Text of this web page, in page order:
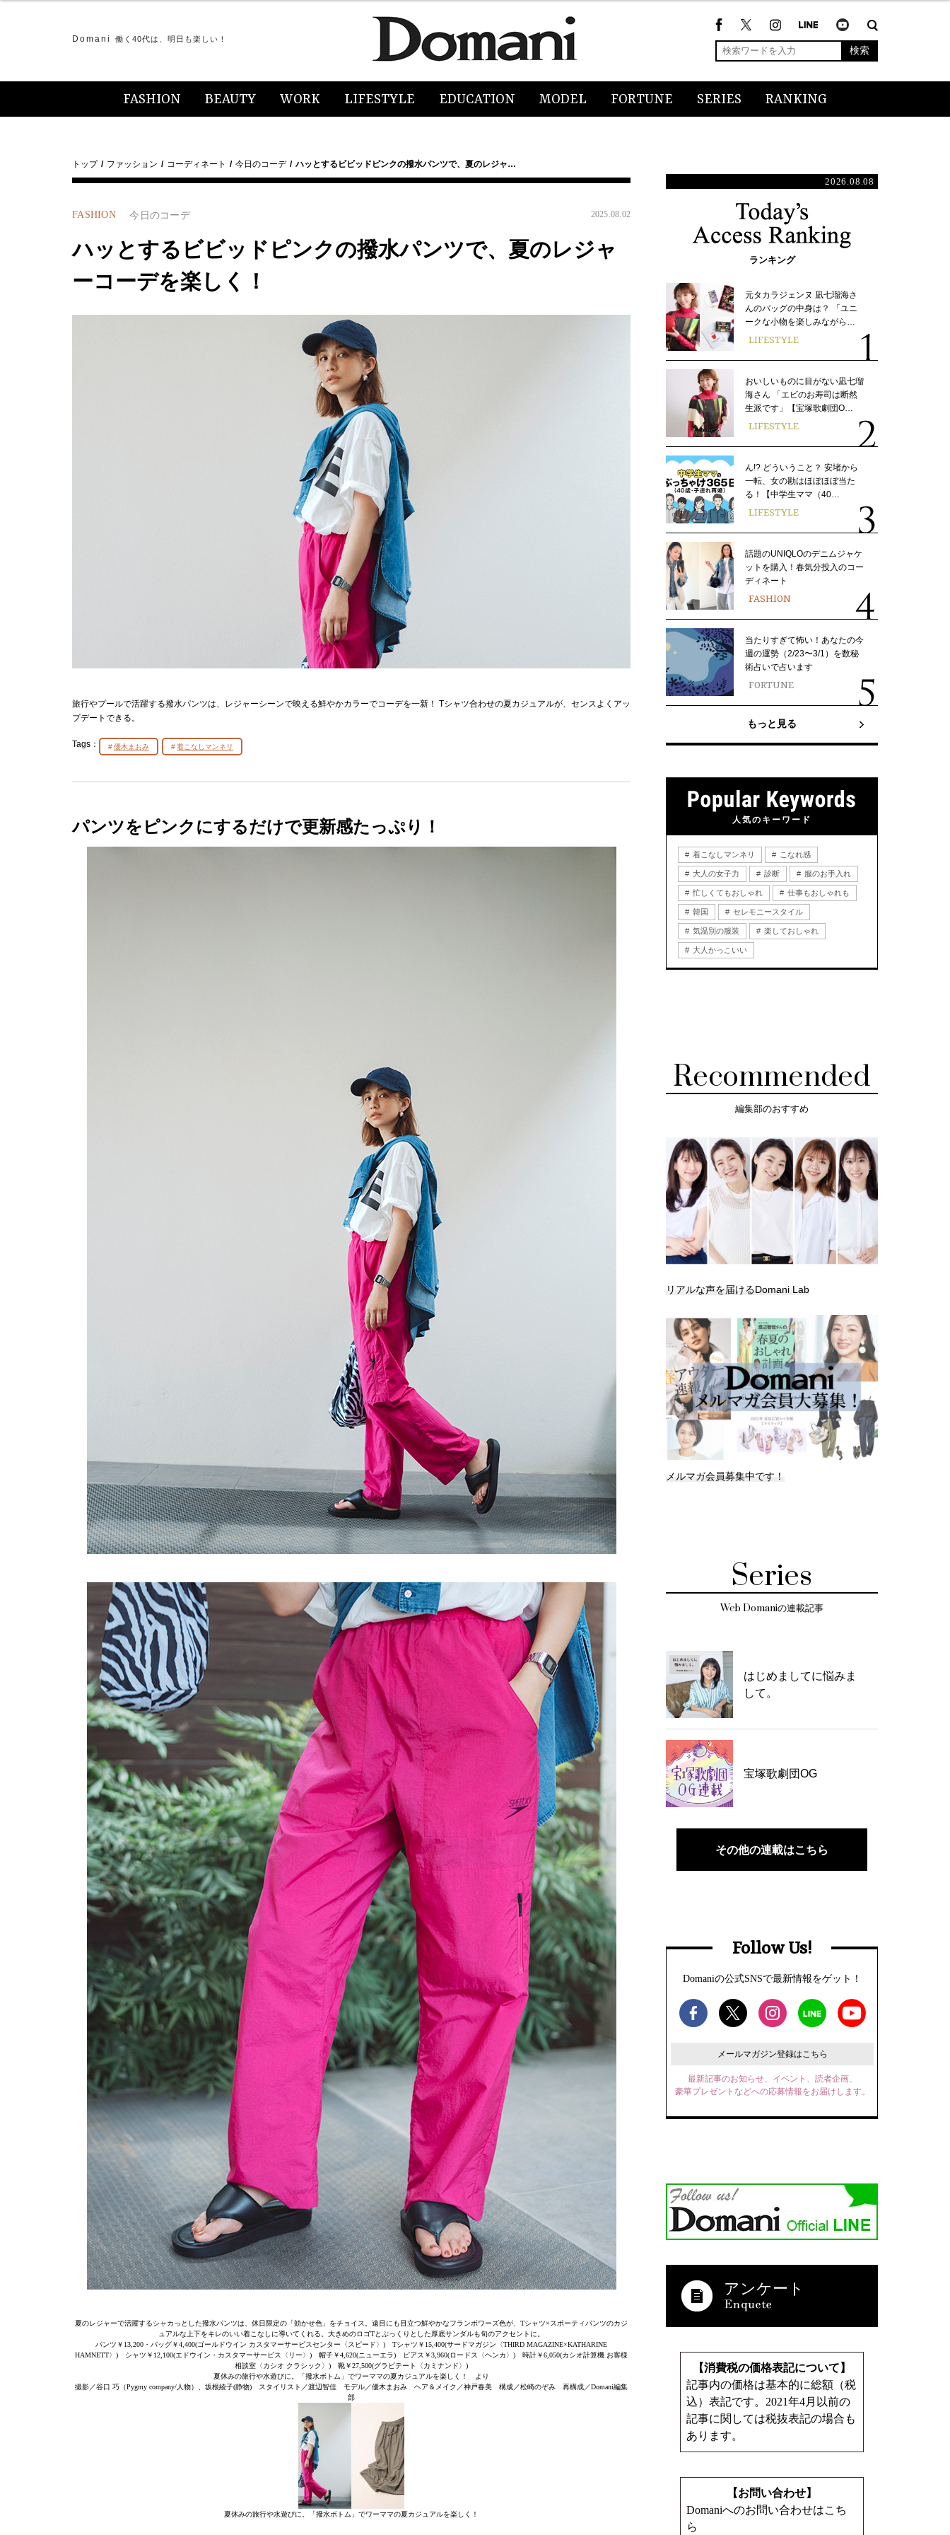
Domani 働く40代は、明日も楽しい！
検索
FASHION BEAUTY WORK LIFESTYLE EDUCATION MODEL FORTUNE SERIES RANKING
トップ ファッション コーディネート 今日のコーデ ハッとするビビッドピンクの撥水パンツで、夏のレジャ…
FASHION 今日のコーデ 2025.08.02
ハッとするビビッドピンクの撥水パンツで、夏のレジャ
ーコーデを楽しく！
旅行やプールで活躍する撥水パンツは、レジャーシーンで映える鮮やかカラーでコーデを一新！ Tシャツ合わせの夏カジュアルが、センスよくアッ
プデートできる。
Tags： 優木まおみ 着こなしマンネリ
パンツをピンクにするだけで更新感たっぷり！
夏のレジャーで活躍するシャカっとした撥水パンツは、休日限定の「効かせ色」をチョイス。遠目にも目立つ鮮やかなフランボワーズ色が、Tシャツ×スポーティパンツのカジ
ュアルな上下をキレのいい着こなしに導いてくれる。大きめのロゴTとぷっくりとした厚底サンダルも旬のアクセントに。
パンツ￥13,200・バッグ￥4,400(ゴールドウイン カスタマーサービスセンター〈スピード〉) Tシャツ￥15,400(サードマガジン〈THIRD MAGAZINE×KATHARINE
HAMNETT〉) シャツ￥12,100(エドウイン・カスタマーサービス〈リー〉) 帽子￥4,620(ニューエラ) ピアス￥3,960(ロードス〈ヘンカ〉) 時計￥6,050(カシオ計算機 お客様
相談室〈カシオ クラシック〉) 靴￥27,500(グラビテート〈カミナンド〉)
夏休みの旅行や水遊びに。「撥水ボトム」でワーママの夏カジュアルを楽しく！ より
撮影／谷口 巧（Pygmy company/人物）、坂根綾子(静物) スタイリスト／渡辺智佳 モデル／優木まおみ ヘア＆メイク／神戸春美 構成／松崎のぞみ 再構成／Domani編集
部
夏休みの旅行や水遊びに。「撥水ボトム」でワーママの夏カジュアルを楽しく！
2026.08.08
ランキング
元タカラジェンヌ 凪七瑠海さ
んのバッグの中身は？ 「ユニ
ークな小物を楽しみながら…
LIFESTYLE
おいしいものに目がない凪七瑠
海さん 「エビのお寿司は断然
生派です」【宝塚歌劇団O…
LIFESTYLE
ん!? どういうこと？ 安堵から
一転、女の勘はほぼほぼ当た
る！【中学生ママ（40…
LIFESTYLE
話題のUNIQLOのデニムジャケ
ットを購入！春気分投入のコー
ディネート
FASHION
当たりすぎて怖い！あなたの今
週の運勢（2/23〜3/1）を数秘
術占いで占います
FORTUNE
もっと見る
人気のキーワード
着こなしマンネリ こなれ感
大人の女子力 診断 服のお手入れ
忙しくてもおしゃれ 仕事もおしゃれも
韓国 セレモニースタイル
気温別の服装 楽しておしゃれ
大人かっこいい
Recommended
編集部のおすすめ
リアルな声を届けるDomani Lab
メルマガ会員募集中です！
Series
Web Domaniの連載記事
はじめましてに悩みま
して。
宝塚歌劇団OG
その他の連載はこちら
Follow Us!
Domaniの公式SNSで最新情報をゲット！
メールマガジン登録はこちら
最新記事のお知らせ、イベント、読者企画、
豪華プレゼントなどへの応募情報をお届けします。
アンケート
【消費税の価格表記について】
記事内の価格は基本的に総額（税
込）表記です。2021年4月以前の
記事に関しては税抜表記の場合も
あります。
【お問い合わせ】
Domaniへのお問い合わせはこち
ら